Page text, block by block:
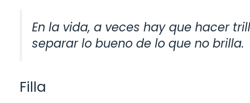
En la vida, a veces hay que hacer
separar lo bueno de lo que no brilla.
Filla